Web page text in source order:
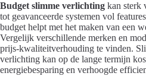
Budget slimme verlichting kan sterk
tot geavanceerde systemen vol
budget helpt met het maken van een
Vergelijk verschillende merken en
prijs-kwaliteitverhouding te vinden.
verlichting kan op de lange termijn
energiebesparing en verhoogde